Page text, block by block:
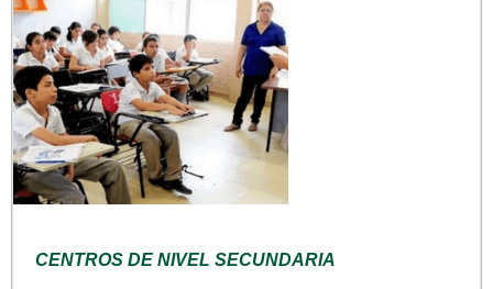
CENTROS DE NIVEL SECUNDARIA